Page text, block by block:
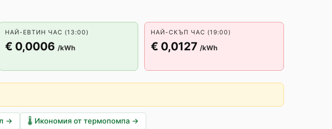
НАЙ-ЕВТИН ЧАС (13:00)
€ 0,0006 /kWh
НАЙ-СКЪП ЧАС (19:00)
€ 0,0127 /kWh
→ 🌡️ Икономия от термопомпа →